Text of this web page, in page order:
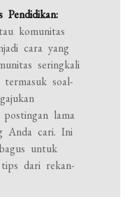
komunitas
cara yang
seringkali
soal-
lama
Anda cari. Ini
untuk
dari rekan-